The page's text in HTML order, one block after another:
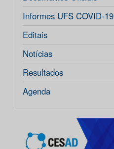
Informes UFS COVID-19
Editais
Notícias
Resultados
Agenda